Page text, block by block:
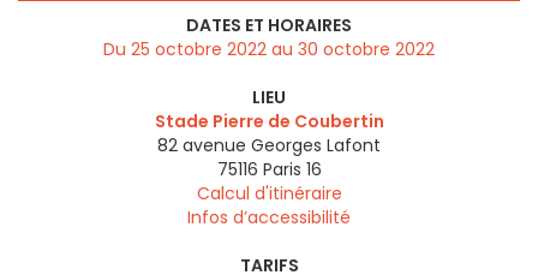
DATES ET HORAIRES
Du 25 octobre 2022 au 30 octobre 2022
LIEU
Stade Pierre de Coubertin
82 avenue Georges Lafont
75116 Paris 16
Calcul d'itinéraire
Infos d’accessibilité
TARIFS